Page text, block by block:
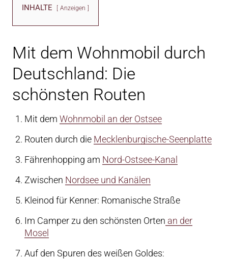
INHALTE Anzeigen
Mit dem Wohnmobil durch
Deutschland: Die
schönsten Routen
Mit dem Wohnmobil an der Ostsee
Routen durch die Mecklenburgische-Seenplatte
Fährenhopping am Nord-Ostsee-Kanal
Zwischen Nordsee und Kanälen
Kleinod für Kenner: Romanische Straße
Im Camper zu den schönsten Orten an der
Mosel
Auf den Spuren des weißen Goldes: